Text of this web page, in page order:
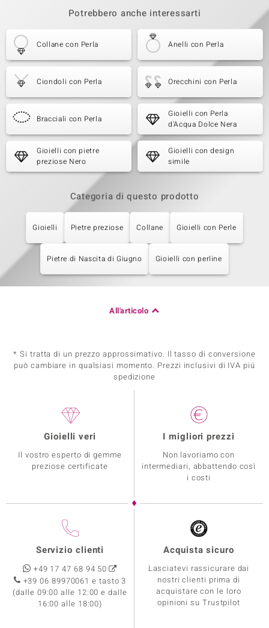
Potrebbero anche interessarti
Collane con Perla Anelli con Perla
Ciondoli con Perla Orecchini con Perla
Bracciali con Perla
Gioielli con Perla
d'Acqua Dolce Nera
Gioielli con pietre
preziose Nero
Gioielli con design
simile
Categoria di questo prodotto
Gioielli Pietre preziose Collane Gioielli con Perle
Pietre di Nascita di Giugno Gioielli con perline
All'articolo
* Si tratta di un prezzo approssimativo. Il tasso di conversione
può cambiare in qualsiasi momento. Prezzi inclusivi di IVA piú
spedizione
Gioielli veri
Il vostro esperto di gemme
preziose certificate
I migliori prezzi
Non lavoriamo con
intermediari, abbattendo così
i costi
Servizio clienti
+49 17 47 68 94 50
+39 06 89970061 e tasto 3
(dalle 09:00 alle 12:00 e dalle
16:00 alle 18:00)
Acquista sicuro
Lasciatevi rassicurare dai
nostri clienti prima di
acquistare con le loro
opinioni su Trustpilot